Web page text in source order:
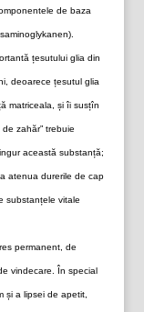
de baza
țesutului glia din
deoarece țesutul glia
matriceala, și îi susțîn
zahăr” trebuie
această substanță;
atenua durerile de cap
substanțele vitale
permanent, de
vindecare. În special
și a lipsei de apetit,